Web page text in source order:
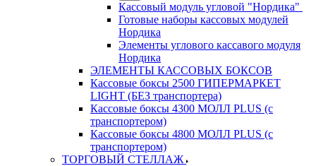
Кассовый модуль угловой "Нордика"
Готовые наборы кассовых модулей
Нордика
Элементы углового кассавого модуля
Нордика
ЭЛЕМЕНТЫ КАССОВЫХ БОКСОВ
Кассовые боксы 2500 ГИПЕРМАРКЕТ
LIGHT (БЕЗ транспортера)
Кассовые боксы 4300 МОЛЛ PLUS (с
транспортером)
Кассовые боксы 4800 МОЛЛ PLUS (с
транспортером)
ТОРГОВЫЙ СТЕЛЛАЖ